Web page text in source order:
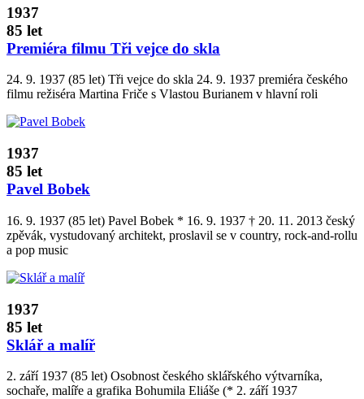
1937
85 let
Premiéra filmu Tři vejce do skla
24. 9. 1937 (85 let) Tři vejce do skla 24. 9. 1937 premiéra českého
filmu režiséra Martina Friče s Vlastou Burianem v hlavní roli
1937
85 let
Pavel Bobek
16. 9. 1937 (85 let) Pavel Bobek * 16. 9. 1937 † 20. 11. 2013 český
zpěvák, vystudovaný architekt, proslavil se v country, rock­‑and­‑rollu
a pop music
1937
85 let
Sklář a malíř
2. září 1937 (85 let) Osobnost českého sklářského výtvarníka,
sochaře, malíře a grafika Bohumila Eliáše (* 2. září 1937